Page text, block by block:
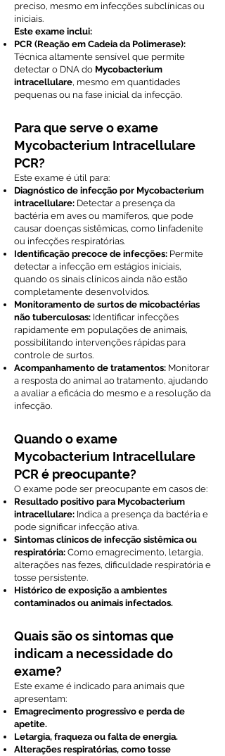
preciso, mesmo em infecções subclínicas ou
iniciais.
Este exame inclui:
PCR (Reação em Cadeia da Polimerase):
Técnica altamente sensível que permite
detectar o DNA do Mycobacterium
intracellulare, mesmo em quantidades
pequenas ou na fase inicial da infecção.
Para que serve o exame
Mycobacterium Intracellulare
PCR?
Este exame é útil para:
Diagnóstico de infecção por Mycobacterium
intracellulare: Detectar a presença da
bactéria em aves ou mamíferos, que pode
causar doenças sistêmicas, como linfadenite
ou infecções respiratórias.
Identificação precoce de infecções: Permite
detectar a infecção em estágios iniciais,
quando os sinais clínicos ainda não estão
completamente desenvolvidos.
Monitoramento de surtos de micobactérias
não tuberculosas: Identificar infecções
rapidamente em populações de animais,
possibilitando intervenções rápidas para
controle de surtos.
Acompanhamento de tratamentos: Monitorar
a resposta do animal ao tratamento, ajudando
a avaliar a eficácia do mesmo e a resolução da
infecção.
Quando o exame
Mycobacterium Intracellulare
PCR é preocupante?
O exame pode ser preocupante em casos de:
Resultado positivo para Mycobacterium
intracellulare: Indica a presença da bactéria e
pode significar infecção ativa.
Sintomas clínicos de infecção sistêmica ou
respiratória: Como emagrecimento, letargia,
alterações nas fezes, dificuldade respiratória e
tosse persistente.
Histórico de exposição a ambientes
contaminados ou animais infectados.
Quais são os sintomas que
indicam a necessidade do
exame?
Este exame é indicado para animais que
apresentam:
Emagrecimento progressivo e perda de
apetite.
Letargia, fraqueza ou falta de energia.
Alterações respiratórias, como tosse